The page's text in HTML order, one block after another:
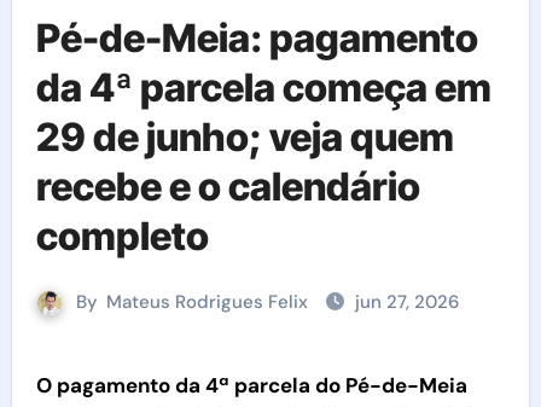
Pé-de-Meia: pagamento
da 4ª parcela começa em
29 de junho; veja quem
recebe e o calendário
completo
By Mateus Rodrigues Felix jun 27, 2026
O pagamento da 4ª parcela do Pé-de-Meia